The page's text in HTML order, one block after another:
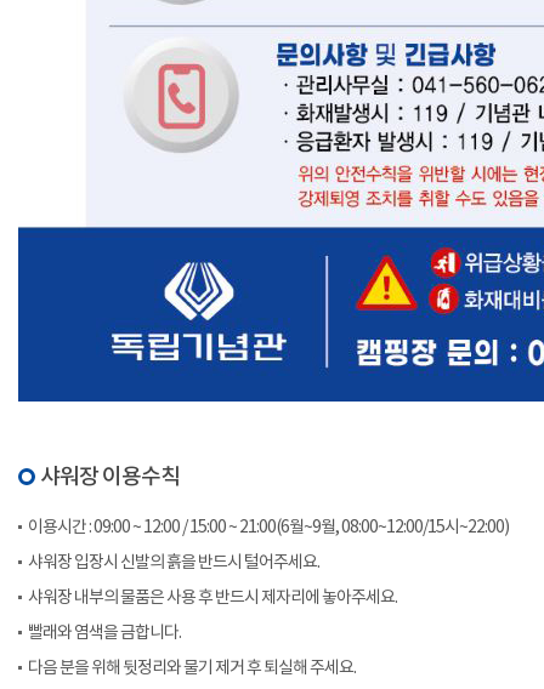
샤워장 이용수칙
이용시간 : 09:00 ~ 12:00 / 15:00 ~ 21:00(6월~9월, 08:00~12:00/15시~22:00)
샤워장 입장시 신발의 흙을 반드시 털어주세요.
샤워장 내부의 물품은 사용 후 반드시 제자리에 놓아주세요.
빨래와 염색을 금합니다.
다음 분을 위해 뒷정리와 물기 제거 후 퇴실해 주세요.